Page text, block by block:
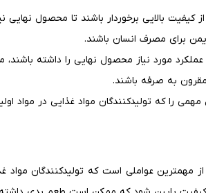
از کیفیت بالایی برخوردار باشند تا محصول نهایی
ایمن برای مصرف انسان باشند.
عملکرد مورد نیاز محصول نهایی را داشته
مقرون به صرفه باشند.
مهمی را که تولیدکنندگان مواد غذایی در مواد
مهمترین عواملی است که تولیدکنندگان مواد